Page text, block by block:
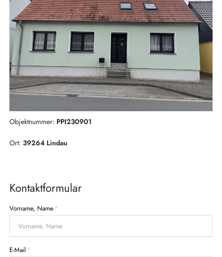
Objektnummer: PPI230901
Ort: 39264 Lindau
Kontaktformular
P
f
i
c
h
Vorname, Name*
P
E-Mail *